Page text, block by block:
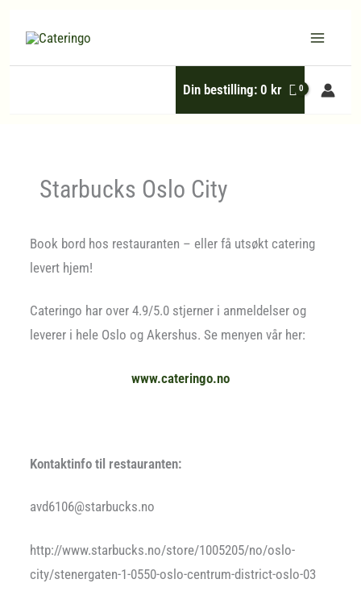
Din bestilling:0 kr
Starbucks Oslo City
Book bord hos restauranten – eller få utsøkt catering
levert hjem!
Cateringo har over 4.9/5.0 stjerner i anmeldelser og
leverer i hele Oslo og Akershus. Se menyen vår her:
www.cateringo.no
Kontaktinfo til restauranten:
avd6106@starbucks.no
http://www.starbucks.no/store/1005205/no/oslo-
city/stenergaten-1-0550-oslo-centrum-district-oslo-03